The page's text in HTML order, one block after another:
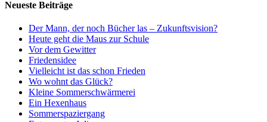
Neueste Beiträge
Der Mann, der noch Bücher las – Zukunftsvision?
Heute geht die Maus zur Schule
Vor dem Gewitter
Friedensidee
Vielleicht ist das schon Frieden
Wo wohnt das Glück?
Kleine Sommerschwärmerei
Ein Hexenhaus
Sommerspaziergang